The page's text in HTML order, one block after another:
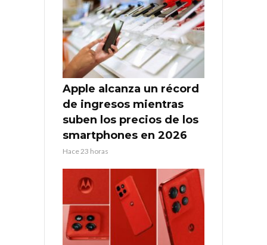
Apple alcanza un récord
de ingresos mientras
suben los precios de los
smartphones en 2026
Hace 23 horas